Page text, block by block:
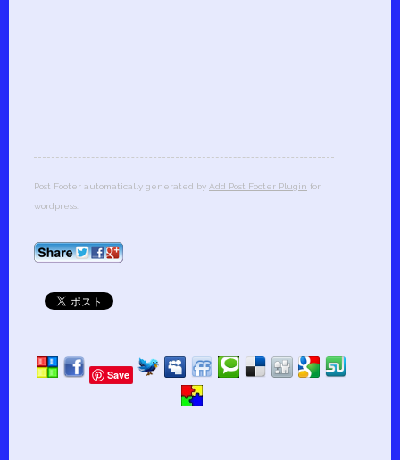
Post Footer automatically generated by Add Post Footer Plugin for
wordpress.
Save